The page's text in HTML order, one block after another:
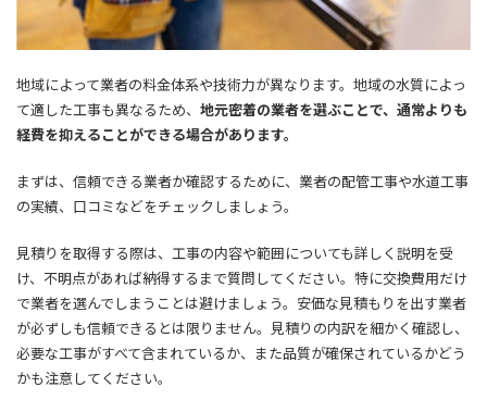
地域によって業者の料金体系や技術力が異なります。地域の水質によっ
て適した工事も異なるため、 地元密着の業者を選ぶことで、通常よりも
経費を抑えることができる場合があります。
まずは、信頼できる業者か確認するために、業者の配管工事や水道工事
の実績、口コミなどをチェックしましょう。
見積りを取得する際は、工事の内容や範囲についても詳しく説明を受
け、不明点があれば納得するまで質問してください。特に交換費用だけ
で業者を選んでしまうことは避けましょう。安価な見積もりを出す業者
が必ずしも信頼できるとは限りません。見積りの内訳を細かく確認し、
必要な工事がすべて含まれているか、また品質が確保されているかどう
かも注意してください。